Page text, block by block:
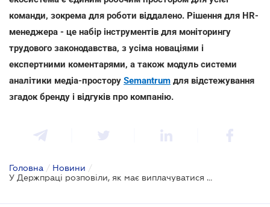
команди, зокрема для роботи віддалено. Рішення для HR-
менеджера - це набір інструментів для моніторингу
трудового законодавства, з усіма новаціями і
експертними коментарями, а також модуль системи
аналітики медіа-простору Semantrum для відстежування
згадок бренду і відгуків про компанію.
Головна / Новини /
У Держпраці розповіли, як має виплачуватися зарплата